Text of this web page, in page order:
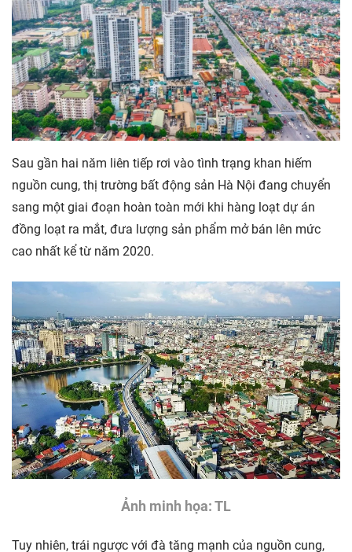
Sau gần hai năm liên tiếp rơi vào tình trạng khan hiếm
nguồn cung, thị trường bất động sản Hà Nội đang chuyển
sang một giai đoạn hoàn toàn mới khi hàng loạt dự án
đồng loạt ra mắt, đưa lượng sản phẩm mở bán lên mức
cao nhất kể từ năm 2020.
Ảnh minh họa: TL
Tuy nhiên, trái ngược với đà tăng mạnh của nguồn cung,